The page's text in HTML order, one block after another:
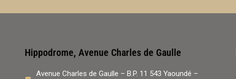
Hippodrome, Avenue Charles de Gaulle
Avenue Charles de Gaulle – B.P. 11 543 Yaoundé –